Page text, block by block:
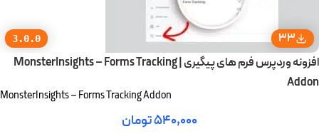
33
3.0.0
افزونه وردپرس فرم های پیگیری | MonsterInsights – Forms Tracking
Addon
MonsterInsights – Forms Tracking Addon
۵۴۰,۰۰۰تومان